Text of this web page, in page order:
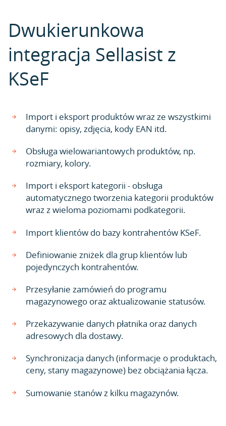
Dwukierunkowa
integracja Sellasist z
KSeF
Import i eksport produktów wraz ze wszystkimi
danymi: opisy, zdjęcia, kody EAN itd.
Obsługa wielowariantowych produktów, np.
rozmiary, kolory.
Import i eksport kategorii - obsługa
automatycznego tworzenia kategorii produktów
wraz z wieloma poziomami podkategorii.
Import klientów do bazy kontrahentów KSeF.
Definiowanie zniżek dla grup klientów lub
pojedynczych kontrahentów.
Przesyłanie zamówień do programu
magazynowego oraz aktualizowanie statusów.
Przekazywanie danych płatnika oraz danych
adresowych dla dostawy.
Synchronizacja danych (informacje o produktach,
ceny, stany magazynowe) bez obciążania łącza.
Sumowanie stanów z kilku magazynów.